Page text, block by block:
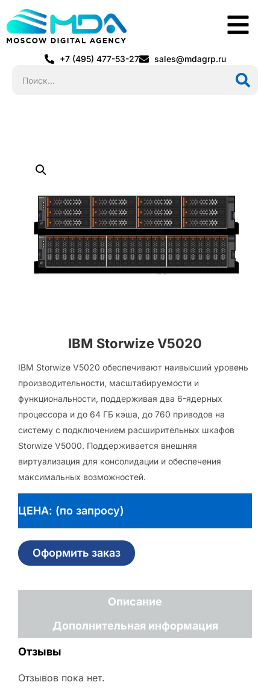
+7 (495) 477-53-27 sales@mdagrp.ru
IBM Storwize V5020
IBM Storwize V5020 обеспечивают наивысший уровень
производительности, масштабируемости и
функциональности, поддерживая два 6-ядерных
процессора и до 64 ГБ кэша, до 760 приводов на
систему с подключением расширительных шкафов
Storwize V5000. Поддерживается внешняя
виртуализация для консолидации и обеспечения
максимальных возможностей.
ЦЕНА: (по запросу)
Оформить заказ
Описание
Дополнительная информация
Отзывы
Отзывов пока нет.